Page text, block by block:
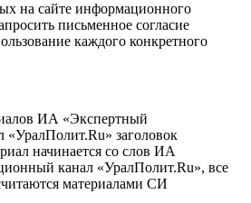
на сайте информационного
письменное согласие
каждого конкретного
ИА «Экспертный
заголовок
начинается со слов ИА
канал «УралПолит.Ru», все
материалами СИ